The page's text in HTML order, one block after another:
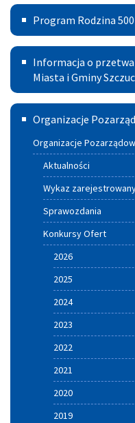
na
lata
2021
2030
Prawna
w
Powiecie
Program
Rodzina
500+
Program Rodzina
Informacja
przetwarzaniu
danych
Urzędzie
Miasta
Gminy
Szczucin
Informacja o
Miasta i Gminy
Szczuciński
Portal
Aktywnych
Organizacje
Organizacje
Aktualności
Wykaz
Sprawozdania
Konkursy Ofert
2026
2025
2024
2023
2022
2021
2020
2019